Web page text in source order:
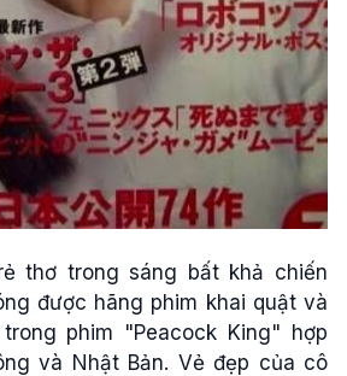
thơ trong sáng bất khả chiến
được hãng phim khai quật và
phim "Peacock King" hợp
và Nhật Bản. Vẻ đẹp của cô